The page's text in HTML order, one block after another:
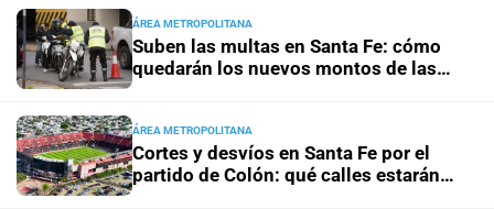
Narcos barrialesPersecución en Santa Fe: cuatro
aprehendidos con un arma, cocaína y dinero
destruido por las llamas
ÁREA METROPOLITANA
Suben las multas en Santa Fe: cómo
quedarán los nuevos montos de las
ÁREA METROPOLITANA
Cortes y desvíos en Santa Fe por el
partido de Colón: qué calles estarán